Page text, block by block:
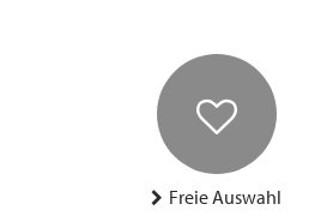
Freie Auswahl